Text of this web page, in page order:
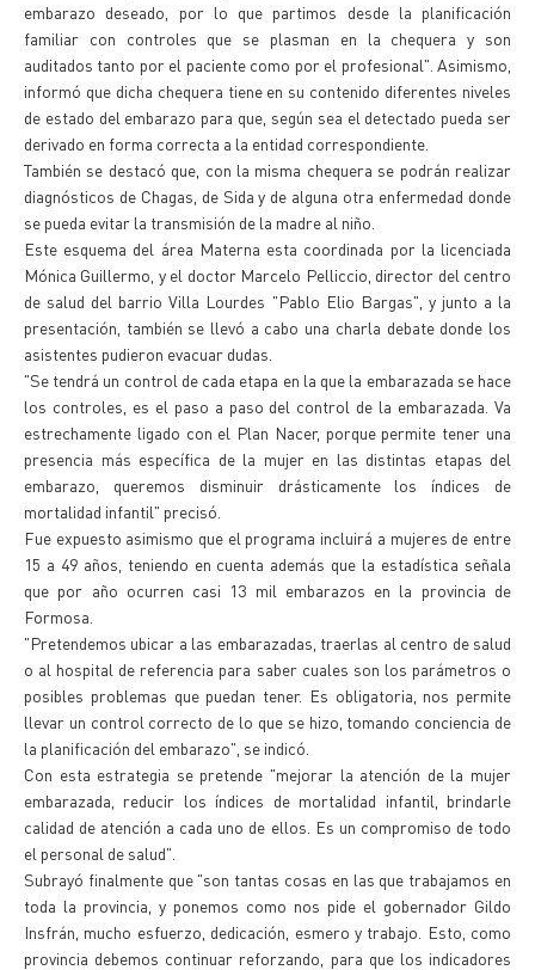
embarazo deseado, por lo que partimos desde la planificación
familiar con controles que se plasman en la chequera y son
auditados tanto por el paciente como por el profesional". Asimismo,
informó que dicha chequera tiene en su contenido diferentes niveles
de estado del embarazo para que, según sea el detectado pueda ser
derivado en forma correcta a la entidad correspondiente.
También se destacó que, con la misma chequera se podrán realizar
diagnósticos de Chagas, de Sida y de alguna otra enfermedad donde
se pueda evitar la transmisión de la madre al niño.
Este esquema del área Materna esta coordinada por la licenciada
Mónica Guillermo, y el doctor Marcelo Pelliccio, director del centro
de salud del barrio Villa Lourdes "Pablo Elio Bargas", y junto a la
presentación, también se llevó a cabo una charla debate donde los
asistentes pudieron evacuar dudas.
"Se tendrá un control de cada etapa en la que la embarazada se hace
los controles, es el paso a paso del control de la embarazada. Va
estrechamente ligado con el Plan Nacer, porque permite tener una
presencia más específica de la mujer en las distintas etapas del
embarazo, queremos disminuir drásticamente los índices de
mortalidad infantil" precisó.
Fue expuesto asimismo que el programa incluirá a mujeres de entre
15 a 49 años, teniendo en cuenta además que la estadística señala
que por año ocurren casi 13 mil embarazos en la provincia de
Formosa.
"Pretendemos ubicar a las embarazadas, traerlas al centro de salud
o al hospital de referencia para saber cuales son los parámetros o
posibles problemas que puedan tener. Es obligatoria, nos permite
llevar un control correcto de lo que se hizo, tomando conciencia de
la planificación del embarazo", se indicó.
Con esta estrategia se pretende "mejorar la atención de la mujer
embarazada, reducir los índices de mortalidad infantil, brindarle
calidad de atención a cada uno de ellos. Es un compromiso de todo
el personal de salud".
Subrayó finalmente que "son tantas cosas en las que trabajamos en
toda la provincia, y ponemos como nos pide el gobernador Gildo
Insfrán, mucho esfuerzo, dedicación, esmero y trabajo. Esto, como
provincia debemos continuar reforzando, para que los indicadores